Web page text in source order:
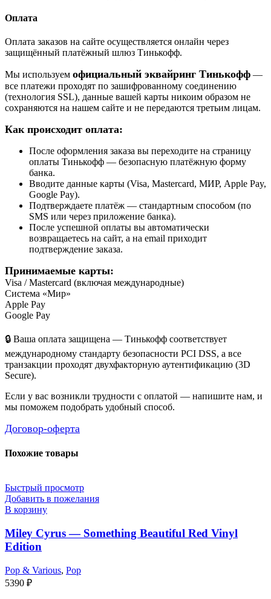
Оплата
Оплата заказов на сайте осуществляется онлайн через
защищённый платёжный шлюз Тинькофф.
Мы используем официальный эквайринг Тинькофф —
все платежи проходят по зашифрованному соединению
(технология SSL), данные вашей карты никоим образом не
сохраняются на нашем сайте и не передаются третьим лицам.
Как происходит оплата:
После оформления заказа вы переходите на страницу
оплаты Тинькофф — безопасную платёжную форму
банка.
Вводите данные карты (Visa, Mastercard, МИР, Apple Pay,
Google Pay).
Подтверждаете платёж — стандартным способом (по
SMS или через приложение банка).
После успешной оплаты вы автоматически
возвращаетесь на сайт, а на email приходит
подтверждение заказа.
Принимаемые карты:
Visa / Mastercard (включая международные)
Система «Мир»
Apple Pay
Google Pay
🔒 Ваша оплата защищена — Тинькофф соответствует
международному стандарту безопасности PCI DSS, а все
транзакции проходят двухфакторную аутентификацию (3D
Secure).
Если у вас возникли трудности с оплатой — напишите нам, и
мы поможем подобрать удобный способ.
Договор-оферта
Похожие товары
Быстрый просмотр
Добавить в пожелания
В корзину
Miley Cyrus — Something Beautiful Red Vinyl
Edition
Pop & Various, Pop
5390 ₽